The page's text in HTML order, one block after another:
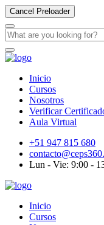
Cancel Preloader
Inicio
Cursos
Nosotros
Verificar
Aula Virtual
+51 947 815 680
Lun - Vie: 9:00 -
Inicio
Cursos